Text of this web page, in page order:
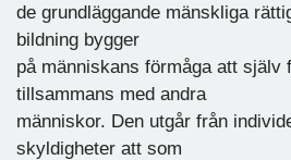
de grundläggande mänskliga
bildning bygger
på människans förmåga att själv
tillsammans med andra
människor. Den utgår från
skyldigheter att som